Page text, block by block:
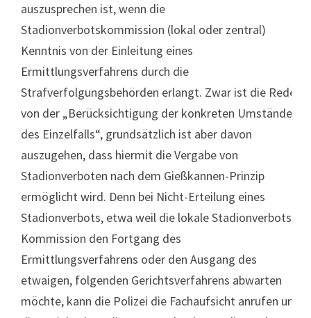
auszusprechen ist, wenn die
Stadionverbotskommission (lokal oder zentral)
Kenntnis von der Einleitung eines
Ermittlungsverfahrens durch die
Strafverfolgungsbehörden erlangt. Zwar ist die Rede
von der „Berücksichtigung der konkreten Umstände
des Einzelfalls“, grundsätzlich ist aber davon
auszugehen, dass hiermit die Vergabe von
Stadionverboten nach dem Gießkannen-Prinzip
ermöglicht wird. Denn bei Nicht-Erteilung eines
Stadionverbots, etwa weil die lokale Stadionverbots-
Kommission den Fortgang des
Ermittlungsverfahrens oder den Ausgang des
etwaigen, folgenden Gerichtsverfahrens abwarten
möchte, kann die Polizei die Fachaufsicht anrufen und